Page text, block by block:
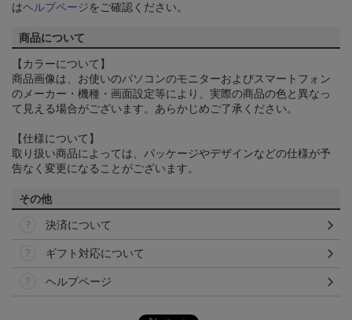
はヘルプページをご確認ください。
商品について
【カラーについて】
商品画像は、お使いのパソコンのモニターおよびスマートフォン
のメーカー・機種・画面設定等により、実際の商品の色と異なっ
て見える場合がございます。あらかじめご了承ください。
【仕様について】
取り扱い商品によっては、パッケージやデザインなどの仕様が予
告なく変更になることがございます。
その他
決済について
ギフト対応について
ヘルプページ